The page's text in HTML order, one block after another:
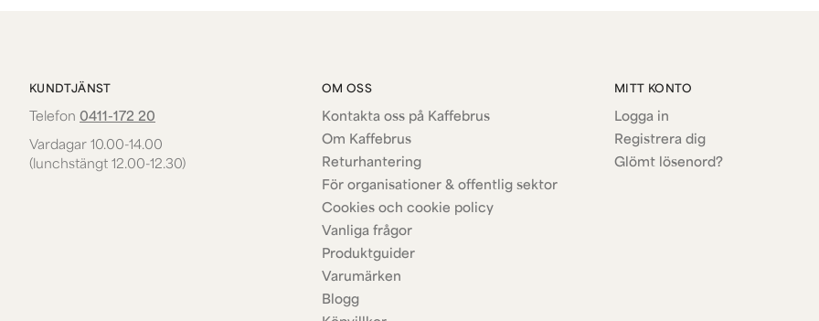
KUNDTJÄNST
Telefon 0411-172 20
Vardagar 10.00-14.00
(lunchstängt 12.00-12.30)
OM OSS
Kontakta oss på Kaffebrus
Om Kaffebrus
Returhantering
För organisationer & offentlig sektor
Cookies och cookie policy
Vanliga frågor
Produktguider
Varumärken
Blogg
MITT KONTO
Logga in
Registrera dig
Glömt lösenord?